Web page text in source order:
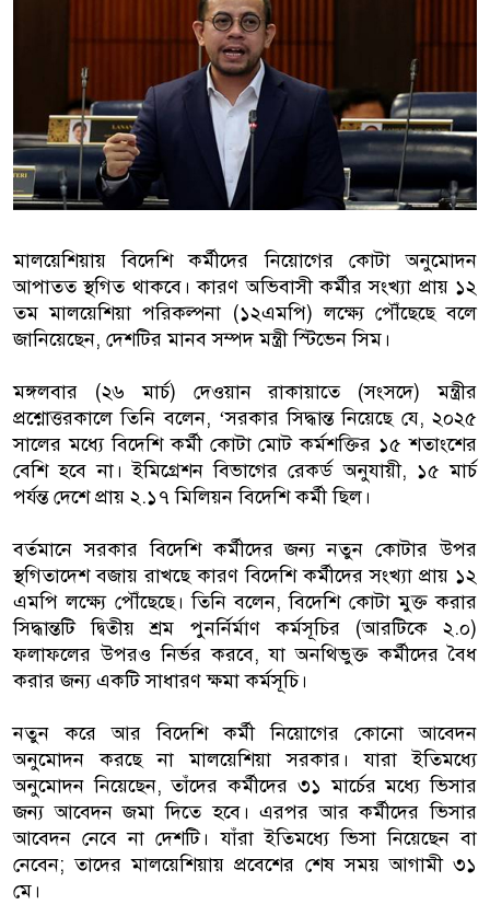
বাংলাদেশিরা
মালয়েশিয়ায় নথি জালিয়াতির
কুয়ালালামপুরে বিশেষ অভিযানে
আটক
ফেব্রুয়ারিতে নির্বাচন হবে বলে মনে
আগামী নির্বাচনে প্রবাসীদের
মালয়েশিয়ায় ড. মুহাম্মদ ইউনূসকে লাল
মালয়েশিয়ায় বিদেশি কর্মীদের নিয়োগের কোটা অনুমোদন
আপাতত স্থগিত থাকবে। কারণ অভিবাসী কর্মীর সংখ্যা প্রায় ১২
তম মালয়েশিয়া পরিকল্পনা (১২এমপি) লক্ষ্যে পৌঁছেছে বলে
জানিয়েছেন, দেশটির মানব সম্পদ মন্ত্রী স্টিভেন সিম।
মঙ্গলবার (২৬ মার্চ) দেওয়ান রাকায়াতে (সংসদে) মন্ত্রীর
প্রশ্নোত্তরকালে তিনি বলেন, ‘সরকার সিদ্ধান্ত নিয়েছে যে, ২০২৫
সালের মধ্যে বিদেশি কর্মী কোটা মোট কর্মশক্তির ১৫ শতাংশের
বেশি হবে না। ইমিগ্রেশন বিভাগের রেকর্ড অনুযায়ী, ১৫ মার্চ
পর্যন্ত দেশে প্রায় ২.১৭ মিলিয়ন বিদেশি কর্মী ছিল।
বর্তমানে সরকার বিদেশি কর্মীদের জন্য নতুন কোটার উপর
স্থগিতাদেশ বজায় রাখছে কারণ বিদেশি কর্মীদের সংখ্যা প্রায় ১২
এমপি লক্ষ্যে পৌঁছেছে। তিনি বলেন, বিদেশি কোটা মুক্ত করার
সিদ্ধান্তটি দ্বিতীয় শ্রম পুনর্নির্মাণ কর্মসূচির (আরটিকে ২.০)
ফলাফলের উপরও নির্ভর করবে, যা অনথিভুক্ত কর্মীদের বৈধ
করার জন্য একটি সাধারণ ক্ষমা কর্মসূচি।
নতুন করে আর বিদেশি কর্মী নিয়োগের কোনো আবেদন
অনুমোদন করছে না মালয়েশিয়া সরকার। যারা ইতিমধ্যে
অনুমোদন নিয়েছেন, তাঁদের কর্মীদের ৩১ মার্চের মধ্যে ভিসার
জন্য আবেদন জমা দিতে হবে। এরপর আর কর্মীদের ভিসার
আবেদন নেবে না দেশটি। যাঁরা ইতিমধ্যে ভিসা নিয়েছেন বা
নেবেন; তাদের মালয়েশিয়ায় প্রবেশের শেষ সময় আগামী ৩১
মে।